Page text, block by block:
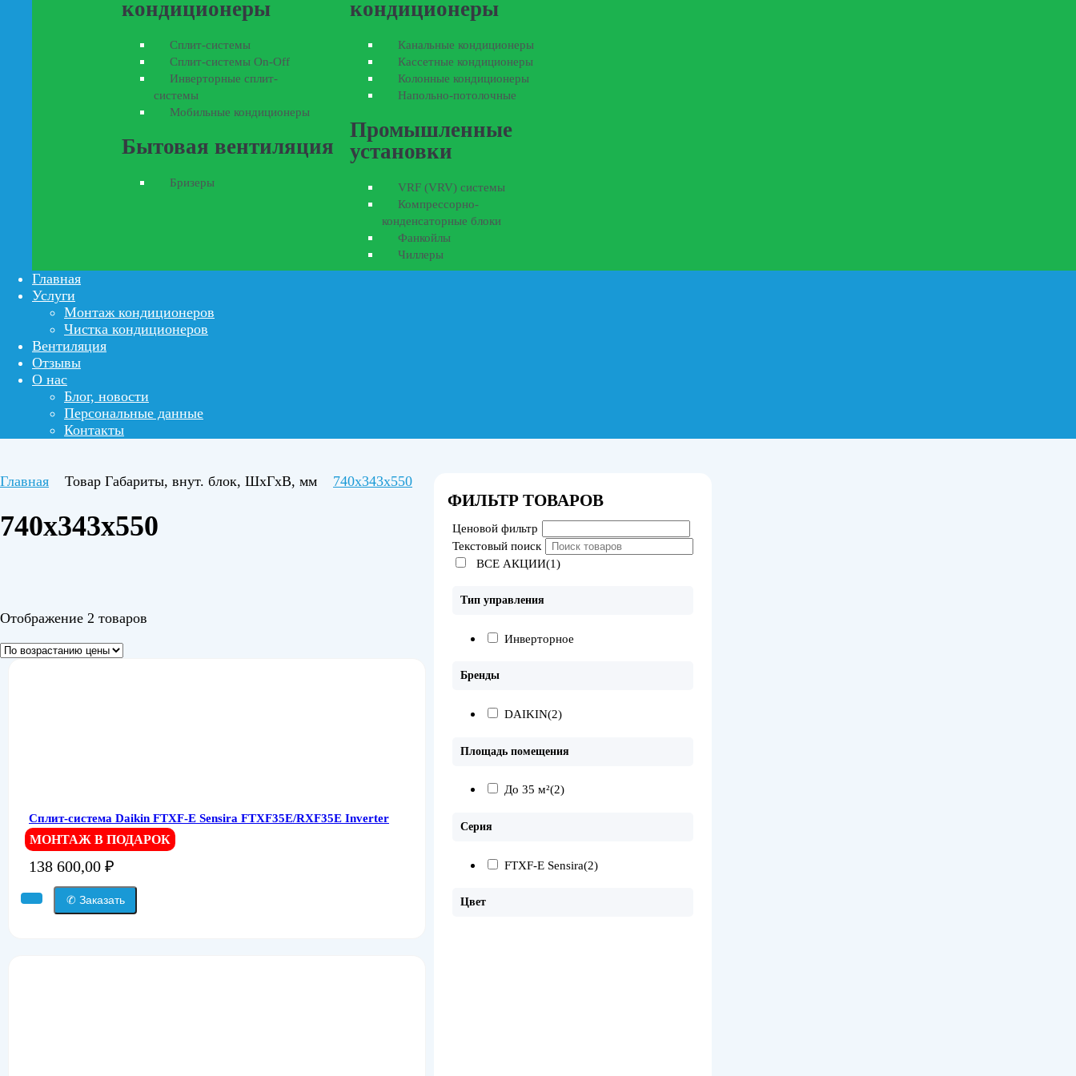
кондиционеры
Сплит-системы
Сплит-системы On-Off
Инверторные сплит-
системы
Мобильные кондиционеры
Бытовая вентиляция
Бризеры
кондиционеры
Канальные кондиционеры
Кассетные кондиционеры
Колонные кондиционеры
Напольно-потолочные
Промышленные
установки
VRF (VRV) системы
Компрессорно-
конденсаторные блоки
Фанкойлы
Чиллеры
Главная
Услуги
Монтаж кондиционеров
Чистка кондиционеров
Вентиляция
Отзывы
О нас
Блог, новости
Персональные данные
Контакты
Главная Товар Габариты, внут. блок, ШхГхВ, мм 740x343x550
740x343x550
Отображение 2 товаров
Сплит-система Daikin FTXF-E Sensira FTXF35E/RXF35E Inverter
МОНТАЖ В ПОДАРОК
138 600,00 ₽
✆ Заказать
ФИЛЬТР ТОВАРОВ
Ценовой фильтр
Текстовый поиск
ВСЕ АКЦИИ(1)
Тип управления
Инверторное
Бренды
DAIKIN(2)
Площадь помещения
До 35 м²(2)
Серия
FTXF-E Sensira(2)
Цвет